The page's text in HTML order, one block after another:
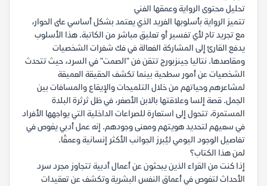
تحليل محتوى الرواية وعمقها الفني
تتميز الرواية بأسلوبها الفريد الذي يعتمد بشكل أساسي على الحوار،
مع تجريد تام لأي تفسير أو تعليق مباشر من الكاتبة. هذا الأسلوب
يدفع القارئ إلى المشاركة الفعالة في فك شفرات الشخصيات
ومقاصدها. نتاليا جينزبورج تتقن فن "الصمت" في السرد، حيث تتحدث
الشخصيات عن أمور سطحية بينما تكشف الحقيقة العميقة
لمشاعرهم وحياتهم من خلال التلميحات والإيقاع والمسافات بين
الجمل. قصة إلسا وعلاقتها بالابن الأصغر، في ظل ثرثرة البلدة
المستمرة، تتحول إلى استعارة للصراعات الداخلية التي يواجهها الأفراد
في سعيهم لتحديد هويتهم ومعنى وجودهم. إنه عمل أدبي يغوص في
تفاصيل الوجود اليومي ليُبرز الجوانب الأكثر إنسانية وعمقًا.
لمن هذا الكتاب؟
إذا كنت من القراء الذين يبحثون عن أعمال أدبية تتجاوز مجرد سرد
الأحداث لتغوص في أعماق النفس البشرية وتكشف عن تعقيدات